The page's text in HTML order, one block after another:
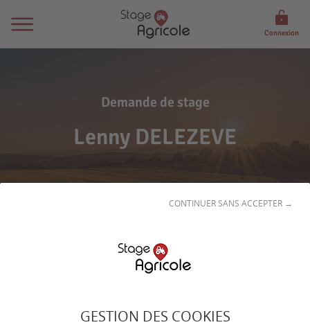
GESTION DES COOKIES
CONTINUER SANS ACCEPTER →
Connexion
Demande de stage
Lenny DELEZEVE